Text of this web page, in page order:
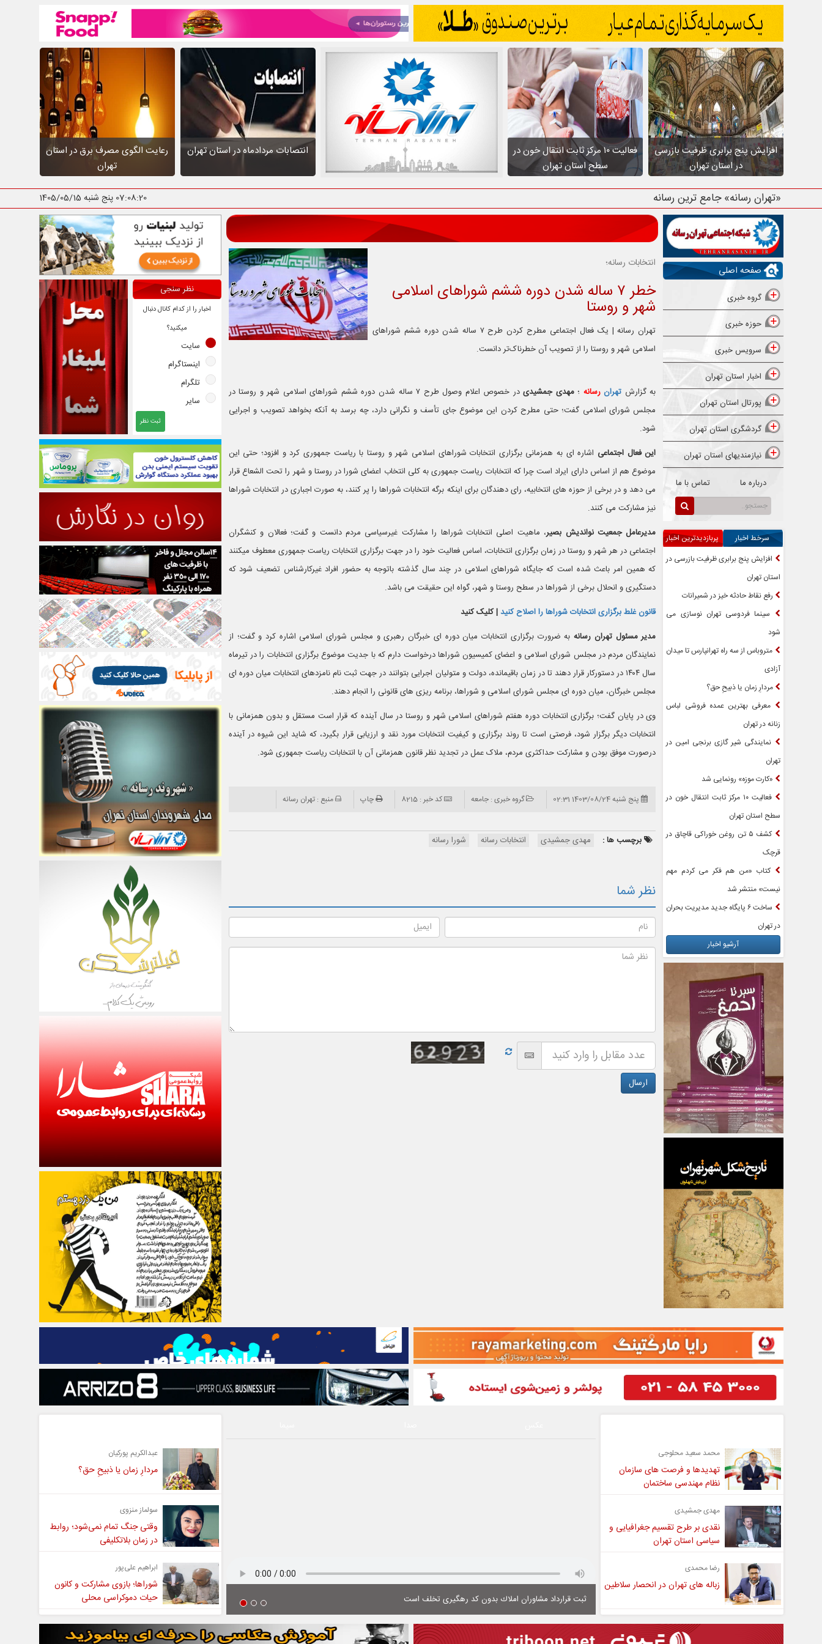
افزایش پنج برابری ظرفیت بازرسی
در استان تهران
فعالیت ۱۰ مرکز ثابت انتقال خون در
سطح استان تهران
انتصابات مردادماه در استان تهران
رعایت الگوی مصرف برق در استان
تهران
«تهران رسانه» جامع ترین رسانه استان ت 07:08:21 پنج شنبه 1405/05/15
صفحه اصلی
گروه خبری
حوزه خبری
سرویس خبری
اخبار استان تهران
پورتال استان تهران
گردشگری استان تهران
نیازمندیهای استان تهران
درباره ما تماس با ما
سرخط اخبار
پربازدیدترین اخبار
افزایش پنج برابری ظرفیت بازرسی در
استان تهران
رفع نقاط حادثه خیز در شمیرانات
سینما فردوسی تهران نوسازی می
شود
متروباس از سه راه تهرانپارس تا میدان
آزادی
مردارِ زمان یا ذبیحِ حق؟
معرفی بهترین عمده فروشی لباس
زنانه در تهران
نمایندگی شیر گازی برنجی امین در
تهران
«کارت موزه» رونمایی شد
فعالیت ۱۰ مرکز ثابت انتقال خون در
سطح استان تهران
کشف ۵ تن روغن خوراکی قاچاق در
قرچک
کتاب «من هم فکر می کردم مهم
نیست» منتشر شد
ساخت ۶ پایگاه جدید مدیریت بحران
در تهران
آرشیو اخبار
انتخابات رسانه؛
خطر ۷ ساله شدن دوره ششم شوراهای اسلامی
شهر و روستا
تهران رسانه | یک فعال اجتماعی مطرح کردن طرح ۷ ساله شدن دوره ششم شوراهای
اسلامی شهر و روستا را از تصویب آن خطرناک‌تر دانست.
به گزارش تهرانرسانه ؛مهدی جمشیدی
در خصوص اعلام وصول طرح ۷ ساله شدن دوره ششم شوراهای اسلامی شهر و روستا در
مجلس شورای اسلامی گفت؛ حتی مطرح کردن این موضوع جای تأسف و نگرانی دارد، چه برسد به آنکه بخواهد تصویب و اجرایی
شود.
این فعال اجتماعی اشاره ای به همزمانی برگزاری انتخابات شوراهای اسلامی شهر و روستا با ریاست جمهوری کرد و افزود؛ حتی این
موضوع هم از اساس دارای ایراد است چرا که انتخابات ریاست جمهوری به کلی انتخاب اعضای شورا در روستا و شهر را تحت الشعاع قرار
می دهد و در برخی از حوزه های انتخابیه، رای دهندگان برای اینکه برگه انتخابات شوراها را پر کنند، به صورت اجباری در انتخابات شوراها
نیز مشارکت می کنند.
مدیرعامل جمعیت نواندیش بصیر، ماهیت اصلی انتخابات شوراها را مشارکت غیرسیاسی مردم دانست و گفت؛ فعالان و کنشگران
اجتماعی در هر شهر و روستا در زمان برگزاری انتخابات، اساس فعالیت خود را در جهت برگزاری انتخابات ریاست جمهوری معطوف میکنند
که همین امر باعث شده است که جایگاه شوراهای اسلامی در چند سال گذشته باتوجه به حضور افراد غیرکارشناس تضعیف شود که
دستگیری و انحلال برخی از شوراها در سطح روستا و شهر، گواه این حقیقت می باشد.
قانون غلط برگزاری انتخابات شوراها را اصلاح کنید| کلیک کنید
مدیر مسئول تهران رسانهبه ضرورت برگزاری انتخابات میان دوره ای خبرگان رهبری و مجلس شورای اسلامی اشاره کرد و گفت؛ از
نمایندگان مردم در مجلس شورای اسلامی و اعضای کمیسیون شوراها درخواست دارم که با جدیت موضوع برگزاری انتخابات را در تیرماه
سال ۱۴۰۴ در دستورکار قرار دهند تا در زمان باقیمانده، دولت و متولیان اجرایی بتوانند در جهت ثبت نام نامزدهای انتخابات میان دوره ای
مجلس خبرگان، میان دوره ای مجلس شورای اسلامی و شوراها، برنامه ریزی های قانونی را انجام دهند.
وی در پایان گفت؛ برگزاری انتخابات دوره هفتم شوراهای اسلامی شهر و روستا در سال آینده که قرار است مستقل و بدون همزمانی با
انتخابات دیگر برگزار شود، فرصتی است تا روند برگزاری و کیفیت انتخابات مورد نقد و ارزیابی قرار بگیرد، که شاید این شیوه در آینده
درصورت موفق بودن و مشارکت حداکثری مردم، ملاک عمل در تجدید نظر قانون همزمانی آن با انتخابات ریاست جمهوری شود.
پنج شنبه 1403/08/24 02:31 گروه خبری : جامعه کد خبر : 8215 چاپ منبع : تهران رسانه
برچسب ها : مهدی جمشیدی انتخابات رسانه شورا رسانه
نظر شما
نظر سنجی
اخبار را از کدام کانال دنبال
میکنید؟
سایت
اینستاگرام
تلگرام
سایر
ثبت نظر
محمد سعید محلوجی
تهدیدها و فرصت های سازمان
نظام مهندسی ساختمان
مهدی جمشیدی
نقدی بر طرح تقسیم جغرافیایی و
سیاسی استان تهران
رضا محمدی
زباله های تهران در انحصار سلاطین
ثبت قرارداد مشاوران املاك بدون كد رهگیری تخلف است
عبدالکریم پورکیان
مردارِ زمان یا ذبیحِ حق؟
سولماز منزوی
وقتی جنگ تمام نمی‌شود؛ روابط
در زمان بلاتکلیفی
ابراهیم علی‌پور
شوراها؛ بازوی مشارکت و کانون
حیات دموکراسی محلی